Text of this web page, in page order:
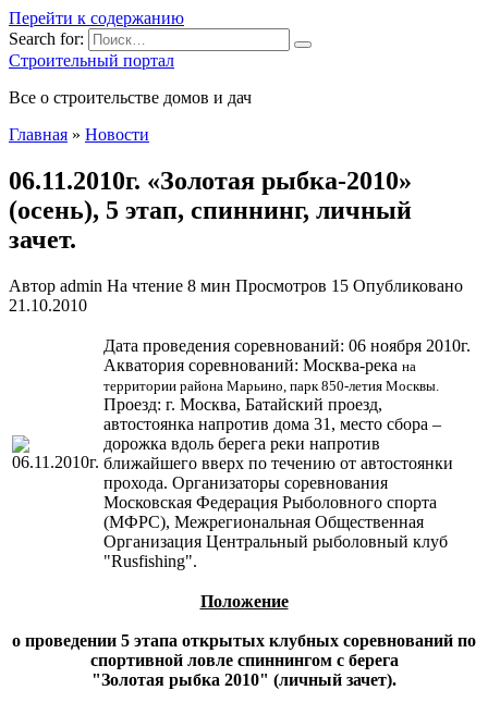
Перейти к содержанию
Search for:
Строительный портал
Все о строительстве домов и дач
Главная » Новости
06.11.2010г. «Золотая рыбка-2010»
(осень), 5 этап, спиннинг, личный
зачет.
Автор admin На чтение 8 мин Просмотров 15 Опубликовано
21.10.2010
Дата проведения соревнований: 06 ноября 2010г.
Акватория соревнований: Москва-река на
территории района Марьино, парк 850-летия Москвы.
Проезд: г. Москва, Батайский проезд,
автостоянка напротив дома 31, место сбора –
дорожка вдоль берега реки напротив
ближайшего вверх по течению от автостоянки
прохода. Организаторы соревнования
Московская Федерация Рыболовного спорта
(МФРС), Межрегиональная Общественная
Организация Центральный рыболовный клуб
"Rusfishing".
Положение
о проведении 5 этапа открытых клубных соревнований по
спортивной ловле спиннингом с берега
"Золотая рыбка 2010" (личный зачет).